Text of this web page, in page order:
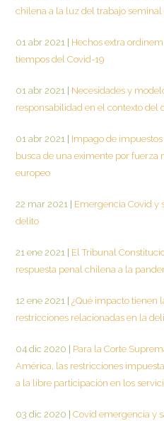
chilena a la luz del trabajo seminal
01 abr 2021
Hechos extra
tiempos del Covid-19
01 abr 2021
Necesidades y
responsabilidad en el contexto del
01 abr 2021
Impago de
busca de una eximente por fuerza
europeo
22 mar 2021
Emergencia Covid y
delito
21 ene 2021
El Tribunal
respuesta penal chilena a la
12 ene 2021
¿Qué impacto tienen
restricciones relacionadas en la
04 dic 2020
Para la Corte
América, las restricciones
a la libre participación en los
03 dic 2020 Covid emergencia y